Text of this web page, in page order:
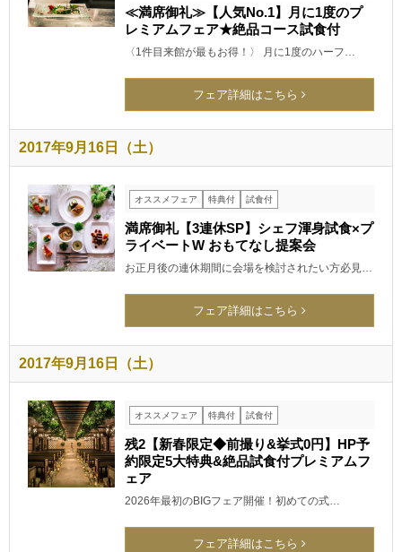
≪満席御礼≫【人気No.1】月に1度のプ
レミアムフェア★絶品コース試食付
〈1件目来館が最もお得！〉 月に1度のハーフ…
フェア詳細はこちら
2017年9月16日（土）
オススメフェア 特典付 試食付
満席御礼【3連休SP】シェフ渾身試食×プ
ライベートW おもてなし提案会
お正月後の連休期間に会場を検討されたい方必見…
フェア詳細はこちら
2017年9月16日（土）
オススメフェア 特典付 試食付
残2【新春限定◆前撮り&挙式0円】HP予
約限定5大特典&絶品試食付プレミアムフ
ェア
2026年最初のBIGフェア開催！初めての式…
フェア詳細はこちら